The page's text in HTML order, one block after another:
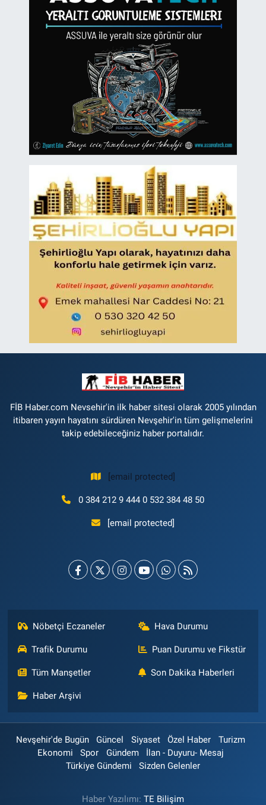
FİB Haber.com Nevsehir'in ilk haber sitesi olarak 2005 yılından
itibaren yayın hayatını sürdüren Nevşehir'in tüm gelişmelerini
takip edebileceğiniz haber portalıdır.
[email protected]
0 384 212 9 444 0 532 384 48 50
[email protected]
Nöbetçi Eczaneler Hava Durumu
Trafik Durumu Puan Durumu ve Fikstür
Tüm Manşetler Son Dakika Haberleri
Haber Arşivi
Nevşehir'de Bugün Güncel Siyaset Özel Haber
Turizm
Ekonomi
Spor Gündem
İlan - Duyuru- Mesaj
Türkiye Gündemi
Sizden Gelenler
Haber Yazılımı: TE Bilişim